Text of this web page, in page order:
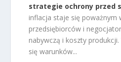
strategie ochrony przed
inflacja staje się poważnym
przedsiębiorców i
nabywczą i koszty
się warunków...